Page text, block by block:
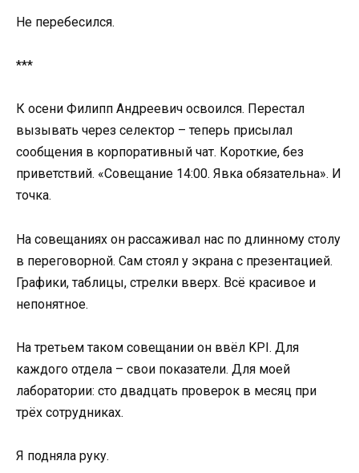
Не перебесился.
***
К осени Филипп Андреевич освоился. Перестал
вызывать через селектор – теперь присылал
сообщения в корпоративный чат. Короткие, без
приветствий. «Совещание 14:00. Явка обязательна». И
точка.
На совещаниях он рассаживал нас по длинному столу
в переговорной. Сам стоял у экрана с презентацией.
Графики, таблицы, стрелки вверх. Всё красивое и
непонятное.
На третьем таком совещании он ввёл KPI. Для
каждого отдела – свои показатели. Для моей
лаборатории: сто двадцать проверок в месяц при
трёх сотрудниках.
Я подняла руку.